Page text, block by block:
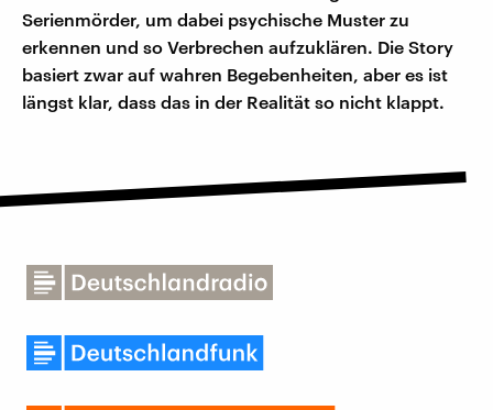
Serienmörder, um dabei psychische Muster zu
erkennen und so Verbrechen aufzuklären. Die Story
basiert zwar auf wahren Begebenheiten, aber es ist
längst klar, dass das in der Realität so nicht klappt.